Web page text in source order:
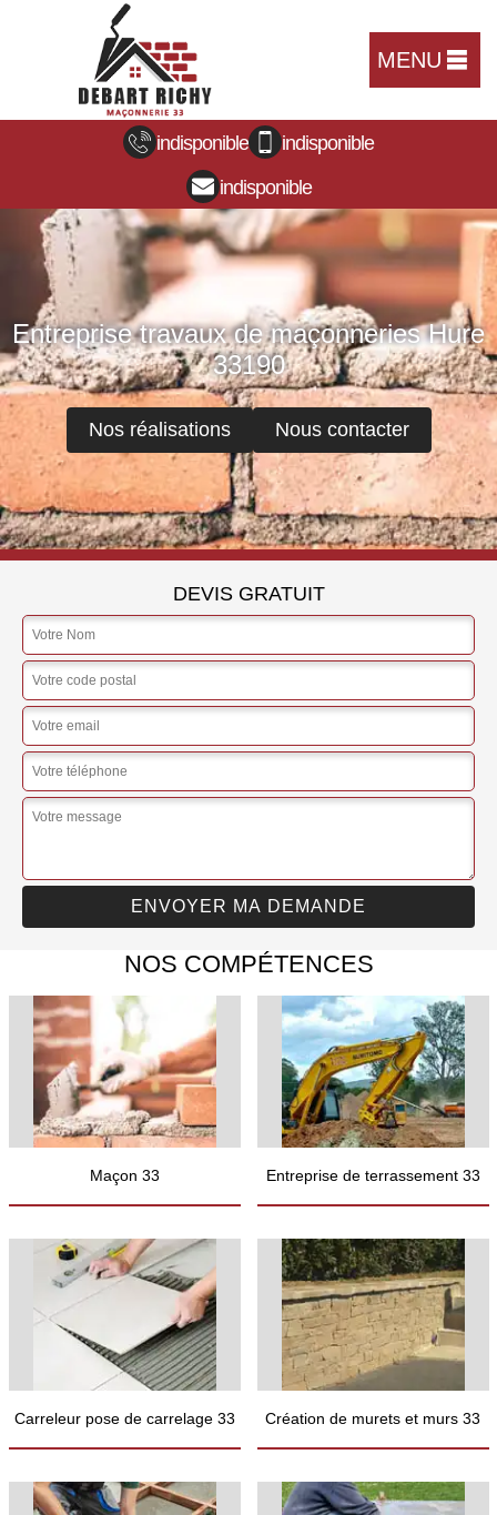
MENU
indisponible
indisponible
indisponible
Entreprise travaux de maçonneries Hure
33190
Nos réalisations Nous contacter
DEVIS GRATUIT
NOS COMPÉTENCES
Maçon 33 Entreprise de terrassement 33
Carreleur pose de carrelage 33 Création de murets et murs 33